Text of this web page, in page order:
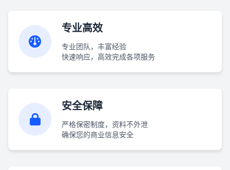
专业高效
专业团队，丰富经验
快速响应，高效完成各项服务
安全保障
严格保密制度，资料不外泄
确保您的商业信息安全